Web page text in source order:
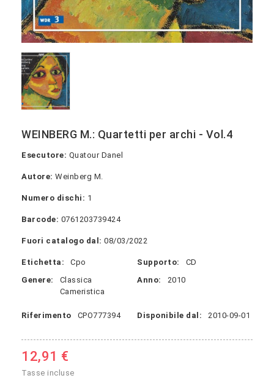
WEINBERG M.: Quartetti per archi - Vol.4
Esecutore: Quatour Danel
Autore: Weinberg M.
Numero dischi: 1
Barcode: 0761203739424
Fuori catalogo dal: 08/03/2022
Etichetta: Cpo Supporto:
CD
Genere:
Classica
Cameristica
Anno: 2010
Riferimento CPO777394 Disponibile dal: 2010-09-01
12,91 €
Tasse incluse